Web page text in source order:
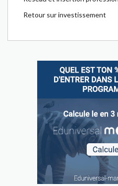
Retour sur investissement